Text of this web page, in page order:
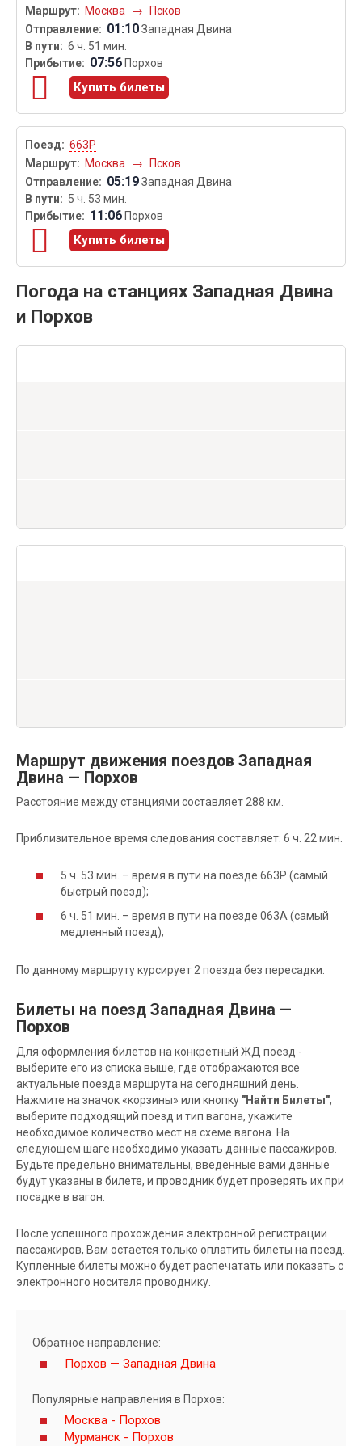
Москва
→ Псков
01:10Западная Двина
6 ч. 51 мин.
07:56 Порхов
Купить билеты
663Р
Москва
→ Псков
05:19Западная Двина
5 ч. 53 мин.
11:06 Порхов
Купить билеты
Погода на станциях Западная Двина
и Порхов
Маршрут движения поездов Западная
Двина — Порхов
Расстояние между станциями составляет 288 км.
Приблизительное время следования составляет: 6 ч. 22 мин.
5 ч. 53 мин. – время в пути на поезде 663Р (самый
быстрый поезд);
6 ч. 51 мин. – время в пути на поезде 063А (самый
медленный поезд);
По данному маршруту курсирует 2 поезда без пересадки.
Билеты на поезд Западная Двина —
Порхов
Для оформления билетов на конкретный ЖД поезд -
выберите его из списка выше, где отображаются все
актуальные поезда маршрута на сегодняшний день.
Нажмите на значок «корзины» или кнопку "Найти Билеты",
выберите подходящий поезд и тип вагона, укажите
необходимое количество мест на схеме вагона. На
следующем шаге необходимо указать данные пассажиров.
Будьте предельно внимательны, введенные вами данные
будут указаны в билете, и проводник будет проверять их при
посадке в вагон.
После успешного прохождения электронной регистрации
пассажиров, Вам остается только оплатить билеты на поезд.
Купленные билеты можно будет распечатать или показать с
электронного носителя проводнику.
Обратное направление:
Порхов — Западная Двина
Популярные направления в Порхов:
Москва - Порхов
Мурманск - Порхов